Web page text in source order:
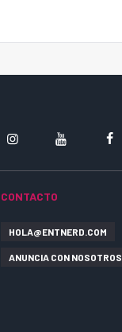
CONTACTO
HOLA@ENTNERD.COM
ANUNCIA CON NOSOTROS